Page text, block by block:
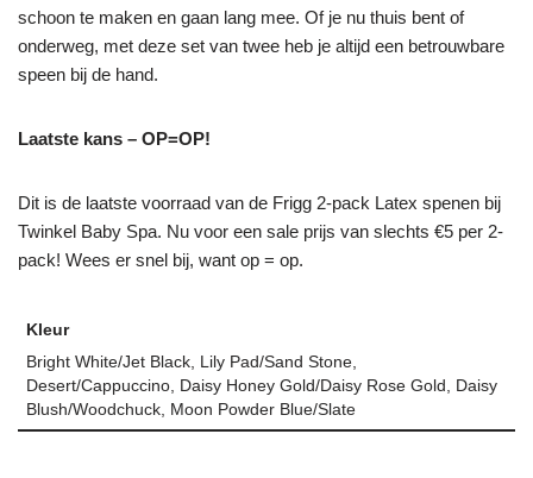
schoon te maken en gaan lang mee. Of je nu thuis bent of
onderweg, met deze set van twee heb je altijd een betrouwbare
speen bij de hand.
Laatste kans – OP=OP!
Dit is de laatste voorraad van de Frigg 2-pack Latex spenen bij
Twinkel Baby Spa. Nu voor een sale prijs van slechts €5 per 2-
pack! Wees er snel bij, want op = op.
Kleur
Bright White/Jet Black, Lily Pad/Sand Stone,
Desert/Cappuccino, Daisy Honey Gold/Daisy Rose Gold, Daisy
Blush/Woodchuck, Moon Powder Blue/Slate